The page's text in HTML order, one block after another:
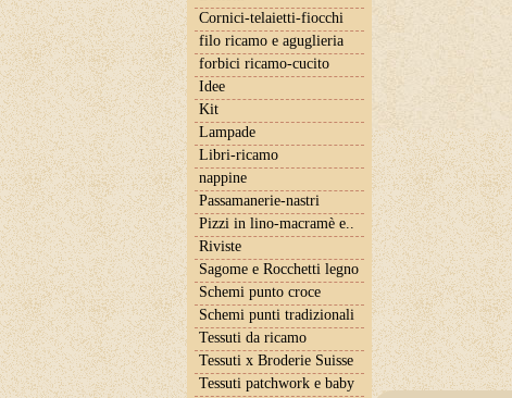
Cornici-telaietti-fiocchi
filo ricamo e aguglieria
forbici ricamo-cucito
Idee
Kit
Lampade
Libri-ricamo
nappine
Passamanerie-nastri
Pizzi in lino-macramè e..
Riviste
Sagome e Rocchetti legno
Schemi punto croce
Schemi punti tradizionali
Tessuti da ricamo
Tessuti x Broderie Suisse
Tessuti patchwork e baby